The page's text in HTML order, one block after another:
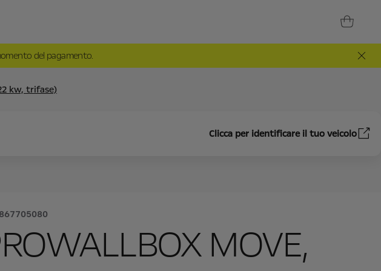
del pagamento.
kw, trifase)
Clicca per identificare il tuo veicolo
MOVE,